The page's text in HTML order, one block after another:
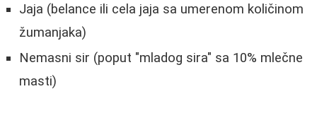
Jaja (belance ili cela jaja sa umerenom količinom
žumanjaka)
Nemasni sir (poput "mladog sira" sa 10% mlečne
masti)